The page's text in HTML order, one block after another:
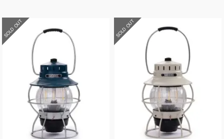
SOLD OUT SOLD OUT